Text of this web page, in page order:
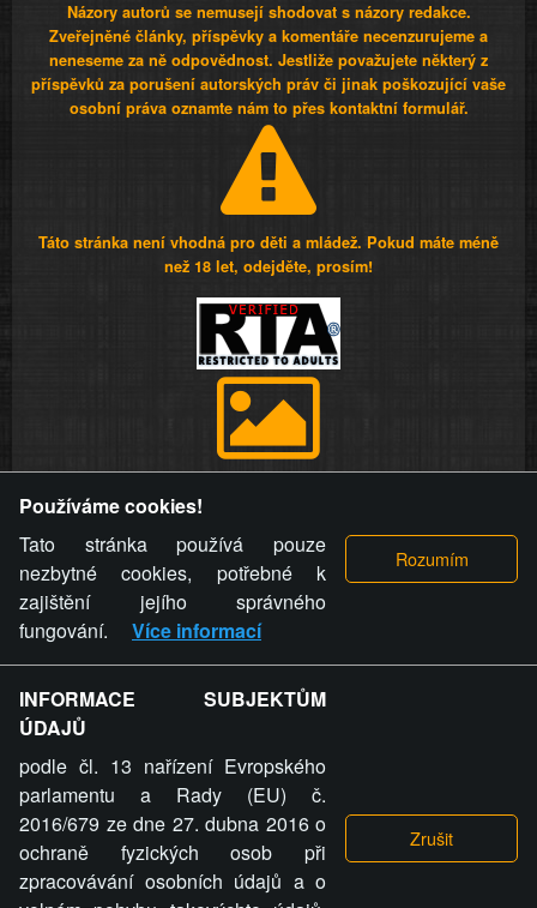
Názory autorů se nemusejí shodovat s názory redakce.
Zveřejněné články, příspěvky a komentáře necenzurujeme a
neneseme za ně odpovědnost. Jestliže považujete některý z
příspěvků za porušení autorských práv či jinak poškozující vaše
osobní práva oznamte nám to přes kontaktní formulář.
Táto stránka není vhodná pro děti a mládež. Pokud máte méně
než 18 let, odejděte, prosím!
videa a komentáře. Osoba, které se toto opatření provozovatele
stránky týče, ani osoba, která umístila fotografii nebo video na
stránku, nemůže z důvodu odstranění fotografie, videa nebo
komentáře pro výše uvedenou okolnost uplatnit vůči
provozovateli stránky žádný nárok na náhradu škody nebo
nemajetkové újmy.
ZVRÁCENÝ.CZ - Svět není zvrácenej. To jen
ty lidi...
Používáme cookies!
Tato stránka používá pouze
nezbytné cookies, potřebné k
zajištění jejího správného
fungování.
Více informací
INFORMACE SUBJEKTŮM
ÚDAJŮ
podle čl. 13 nařízení Evropského
parlamentu a Rady (EU) č.
2016/679 ze dne 27. dubna 2016 o
ochraně fyzických osob při
zpracovávání osobních údajů a o